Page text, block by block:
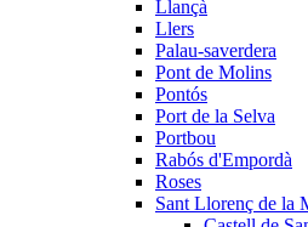
Llançà
Llers
Palau-saverdera
Pont de Molins
Pontós
Port de la Selva
Portbou
Rabós d'Empordà
Roses
Sant Llorenç de la